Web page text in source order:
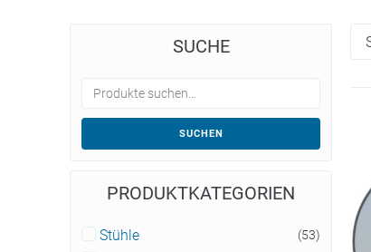
SUCHE
SUCHEN
PRODUKTKATEGORIEN
Stühle (53)